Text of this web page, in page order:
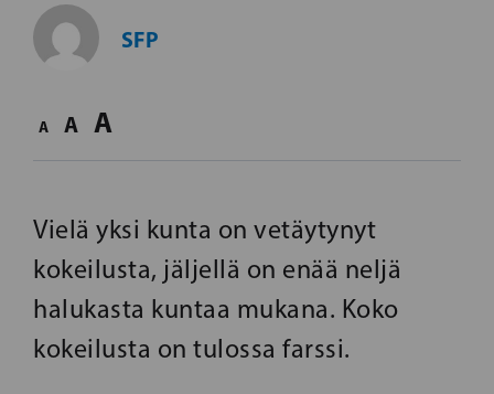
SFP
A A A
Vielä yksi kunta on vetäytynyt
kokeilusta, jäljellä on enää neljä
halukasta kuntaa mukana. Koko
kokeilusta on tulossa farssi.